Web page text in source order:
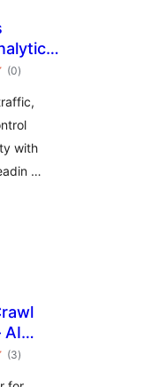
(0कुल
दर)
with
…
AI
(3कुल
दर)